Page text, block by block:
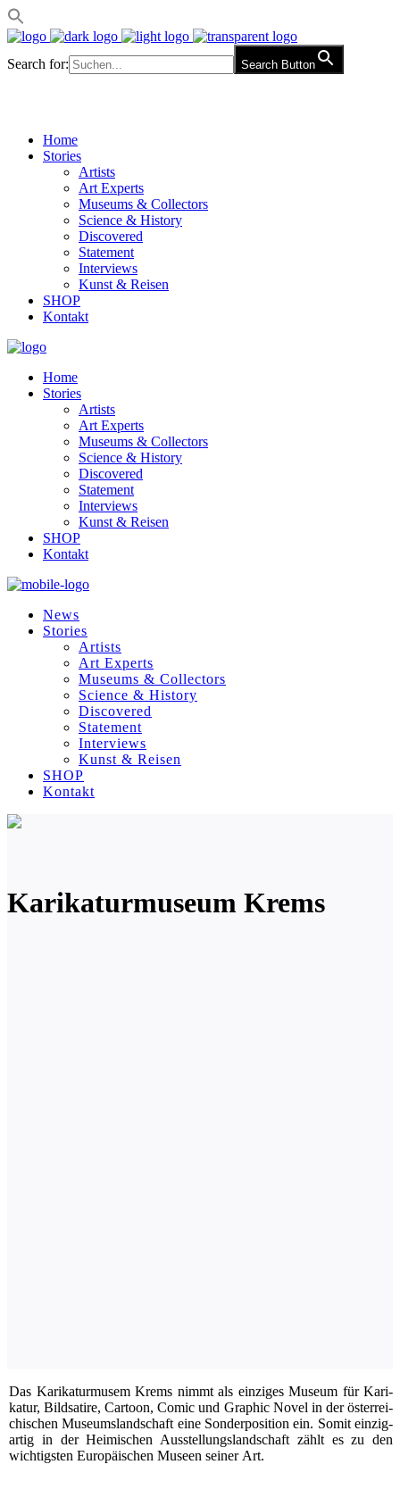
Search for: Search Button
Home
Stories
Artists
Art Experts
Museums & Collectors
Science & History
Discovered
Statement
Interviews
Kunst & Reisen
SHOP
Kontakt
Home
Stories
Artists
Art Experts
Museums & Collectors
Science & History
Discovered
Statement
Interviews
Kunst & Reisen
SHOP
Kontakt
News
Stories
Artists
Art Experts
Museums & Collectors
Science & History
Discovered
Statement
Interviews
Kunst & Reisen
SHOP
Kontakt
Karikaturmuseum Krems
Das Kari­ka­tur­mu­sem Krems nimmt als ein­zi­ges Muse­um für Kari­
ka­tur, Bild­sa­ti­re, Car­toon, Comic und Gra­phic Novel in der öster­rei­
chi­schen Muse­ums­land­schaft eine Son­der­po­si­ti­on ein. Somit ein­zig­
ar­tig in der Hei­mi­schen Aus­stel­lungs­land­schaft zählt es zu den
wich­tigs­ten Euro­päi­schen Muse­en sei­ner Art.